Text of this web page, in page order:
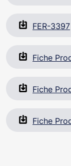
FER-3397
Fiche
Fiche
Fiche